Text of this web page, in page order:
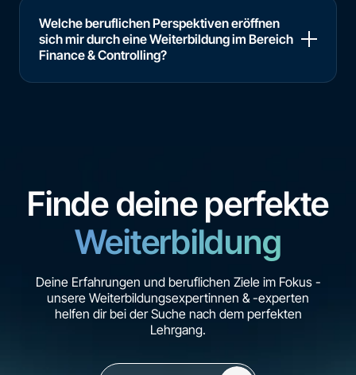
Welche beruflichen Perspektiven eröffnen
sich mir durch eine Weiterbildung im Bereich
Finance & Controlling?
Finde deine perfekte
Weiterbildung
Deine Erfahrungen und beruflichen Ziele im Fokus -
unsere Weiterbildungsexpertinnen & -experten
helfen dir bei der Suche nach dem perfekten
Lehrgang.